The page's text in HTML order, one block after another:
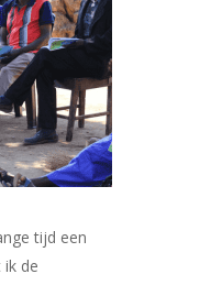
tijd een
de